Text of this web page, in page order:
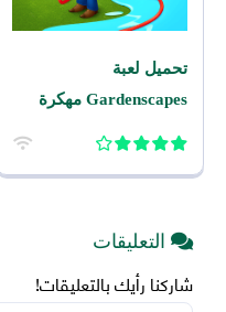
تحميل لعبة
Gardenscapes مهكرة
التعليقات
شاركنا رأيك بالتعليقات!